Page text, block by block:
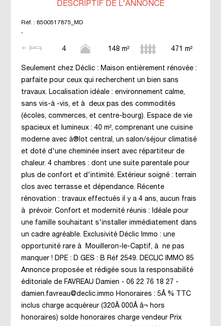
DESCRIPTIF DE L'ANNONCE
Réf. : 8500517875_MD
.
4 148 m² 471 m²
Seulement chez Déclic : Maison entièrement rénovée :
parfaite pour ceux qui recherchent un bien sans
travaux. Localisation idéale : environnement calme,
sans vis-à -vis, et à deux pas des commodités
(écoles, commerces, et centre-bourg). Espace de vie
spacieux et lumineux : 40 m², comprenant une cuisine
moderne avec à®lot central, un salon/séjour climatisé
et doté d'une cheminée insert avec répartiteur de
chaleur. 4 chambres : dont une suite parentale pour
plus de confort et d'intimité. Extérieur soigné : terrain
clos avec terrasse et dépendance. Récente
rénovation : travaux effectués il y a 4 ans, aucun frais
à prévoir. Confort et modernité réunis : Idéale pour
une famille souhaitant s'installer immédiatement dans
un cadre agréable. Exclusivité Déclic Immo : une
opportunité rare à Mouilleron-le-Captif, à ne pas
manquer ! DPE : D GES : B Réf 2549. DECLIC IMMO 85
Annonce proposée et rédigée sous la responsabilité
éditoriale de FAVREAU Damien - 06 22 76 18 27 -
damien.favreau@declic.immo Honoraires : 5Â % TTC
inclus charge acquéreur (320Â 000Â â¬ hors
honoraires) solde honoraires charge vendeur Prix